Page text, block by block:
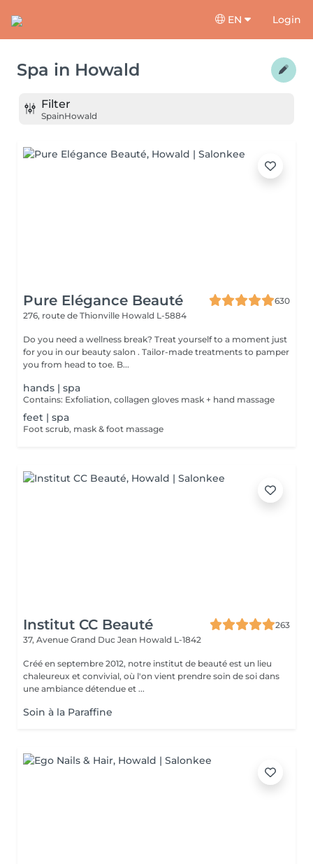
EN Login
Spa in Howald
Filter
SpainHowald
Pure Elégance Beauté
630
276, route de Thionville Howald L-5884
Do you need a wellness break? Treat yourself to a moment just
for you in our beauty salon . Tailor-made treatments to pamper
you from head to toe. B...
hands | spa
Contains: Exfoliation, collagen gloves mask + hand massage
feet | spa
Foot scrub, mask & foot massage
Institut CC Beauté
263
37, Avenue Grand Duc Jean Howald L-1842
Créé en septembre 2012, notre institut de beauté est un lieu
chaleureux et convivial, où l'on vient prendre soin de soi dans
une ambiance détendue et ...
Soin à la Paraffine